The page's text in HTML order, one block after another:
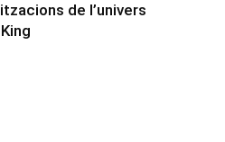
de l’univers